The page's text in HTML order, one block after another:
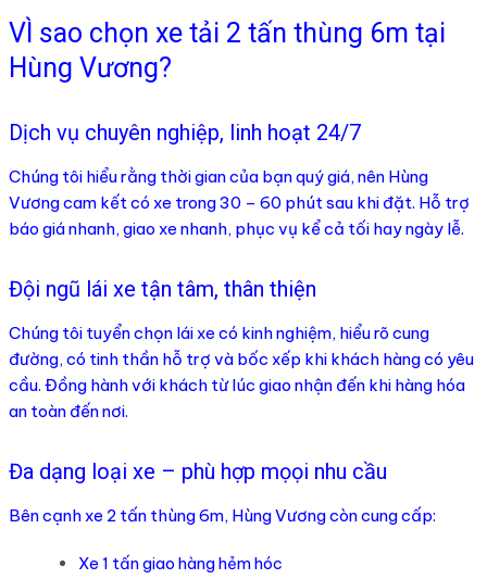
VÌ sao chọn xe tải 2 tấn thùng 6m tại
Hùng Vương?
Dịch vụ chuyên nghiệp, linh hoạt 24/7
Chúng tôi hiểu rằng thời gian của bạn quý giá, nên Hùng
Vương cam kết có xe trong 30 – 60 phút sau khi đặt. Hỗ trợ
báo giá nhanh, giao xe nhanh, phục vụ kể cả tối hay ngày lễ.
Đội ngũ lái xe tận tâm, thân thiện
Chúng tôi tuyển chọn lái xe có kinh nghiệm, hiểu rõ cung
đường, có tinh thần hỗ trợ và bốc xếp khi khách hàng có yêu
cầu. Đồng hành với khách từ lúc giao nhận đến khi hàng hóa
an toàn đến nơi.
Đa dạng loại xe – phù hợp mọọi nhu cầu
Bên cạnh xe 2 tấn thùng 6m, Hùng Vương còn cung cấp:
Xe 1 tấn giao hàng hẻm hóc